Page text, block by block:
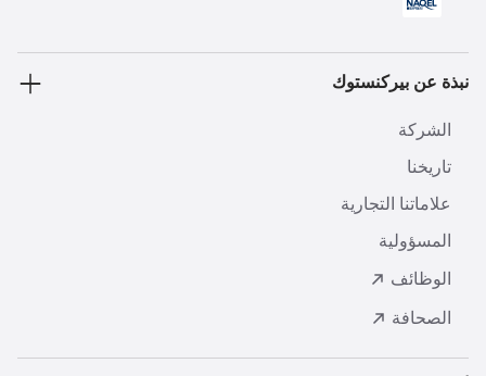
نبذة عن بيركنستوك
الشركة
تاريخنا
علاماتنا التجارية
المسؤولية
الوظائف
الصحافة